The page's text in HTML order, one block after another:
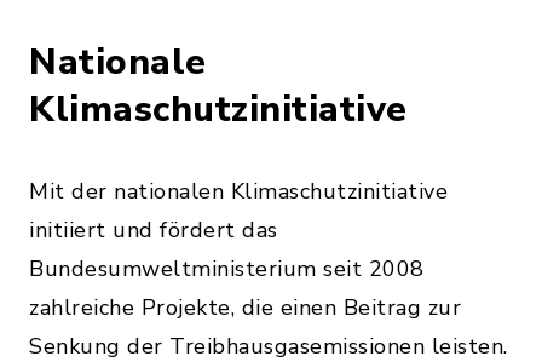
Nationale
Klimaschutzinitiative
Mit der nationalen Klimaschutzinitiative
initiiert und fördert das
Bundesumweltministerium seit 2008
zahlreiche Projekte, die einen Beitrag zur
Senkung der Treibhausgasemissionen leisten.